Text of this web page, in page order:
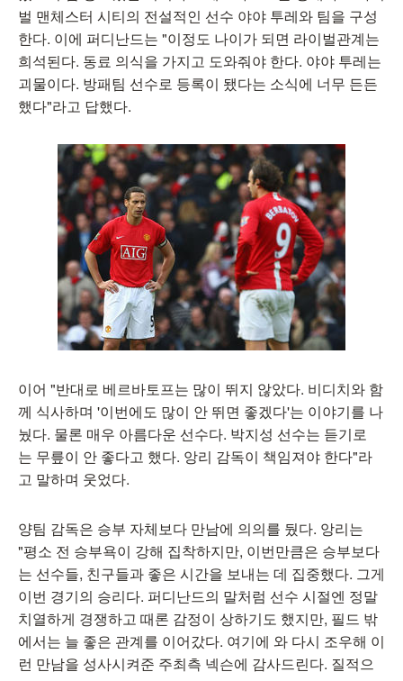
벌 맨체스터 시티의 전설적인 선수 야야 투레와 팀을 구성
한다. 이에 퍼디난드는 "이정도 나이가 되면 라이벌관계는
희석된다. 동료 의식을 가지고 도와줘야 한다. 야야 투레는
괴물이다. 방패팀 선수로 등록이 됐다는 소식에 너무 든든
했다"라고 답했다.
이어 "반대로 베르바토프는 많이 뛰지 않았다. 비디치와 함
께 식사하며 '이번에도 많이 안 뛰면 좋겠다'는 이야기를 나
눴다. 물론 매우 아름다운 선수다. 박지성 선수는 듣기로
는 무릎이 안 좋다고 했다. 앙리 감독이 책임져야 한다"라
고 말하며 웃었다.
양팀 감독은 승부 자체보다 만남에 의의를 뒀다. 앙리는
"평소 전 승부욕이 강해 집착하지만, 이번만큼은 승부보다
는 선수들, 친구들과 좋은 시간을 보내는 데 집중했다. 그게
이번 경기의 승리다. 퍼디난드의 말처럼 선수 시절엔 정말
치열하게 경쟁하고 때론 감정이 상하기도 했지만, 필드 밖
에서는 늘 좋은 관계를 이어갔다. 여기에 와 다시 조우해 이
런 만남을 성사시켜준 주최측 넥슨에 감사드린다. 질적으